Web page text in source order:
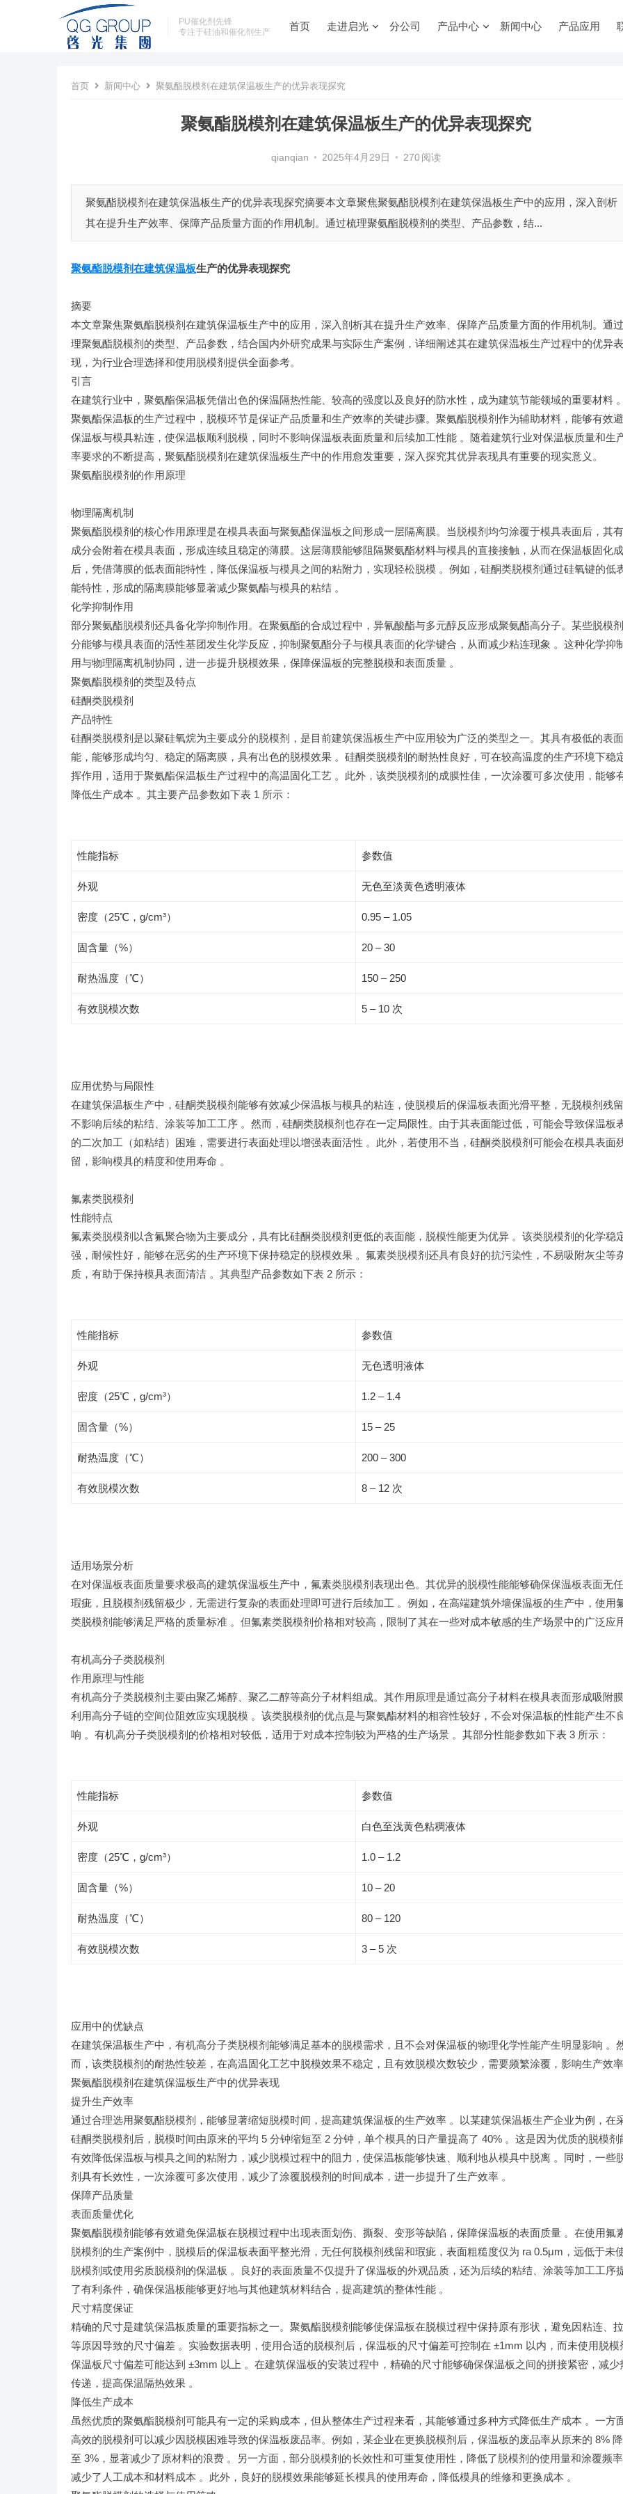
PU催化剂先锋
专注于硅油和催化剂生产
首页 走进启光 分公司 产品中心 新闻中心 产品应用
首页 新闻中心 聚氨酯脱模剂在建筑保温板生产的优异表现探究​
聚氨酯脱模剂在建筑保温板生产的优异表现探究​
qianqian • 2025年4月29日 • 270 阅读
聚氨酯脱模剂在建筑保温板生产的优异表现探究​ ​ 摘要​ 本文章聚焦聚氨酯脱模剂在建筑保温板生产中的应用，深入剖析
其在提升生产效率、保障产品质量方面的作用机制。通过梳理聚氨酯脱模剂的类型、产品参数，结...
聚氨酯脱模剂在建筑保温板生产的优异表现探究​
摘要
本文章聚焦聚氨酯脱模剂在建筑保温板生产中的应用，深入剖析其在提升生产效率、保障产品质量方面的作用机制。通
理聚氨酯脱模剂的类型、产品参数，结合国内外研究成果与实际生产案例，详细阐述其在建筑保温板生产过程中的优异表
现，为行业合理选择和使用脱模剂提供全面参考。
引言
在建筑行业中，聚氨酯保温板凭借出色的保温隔热性能、较高的强度以及良好的防水性，成为建筑节能领域的重要材料
聚氨酯保温板的生产过程中，脱模环节是保证产品质量和生产效率的关键步骤。聚氨酯脱模剂作为辅助材料，能够有效
保温板与模具粘连，使保温板顺利脱模，同时不影响保温板表面质量和后续加工性能 。随着建筑行业对保温板质量和生
率要求的不断提高，聚氨酯脱模剂在建筑保温板生产中的作用愈发重要，深入探究其优异表现具有重要的现实意义。
聚氨酯脱模剂的作用原理
物理隔离机制
聚氨酯脱模剂的核心作用原理是在模具表面与聚氨酯保温板之间形成一层隔离膜。当脱模剂均匀涂覆于模具表面后，其
成分会附着在模具表面，形成连续且稳定的薄膜。这层薄膜能够阻隔聚氨酯材料与模具的直接接触，从而在保温板固化
后，凭借薄膜的低表面能特性，降低保温板与模具之间的粘附力，实现轻松脱模 。例如，硅酮类脱模剂通过硅氧键的低
能特性，形成的隔离膜能够显著减少聚氨酯与模具的粘结 。
化学抑制作用
部分聚氨酯脱模剂还具备化学抑制作用。在聚氨酯的合成过程中，异氰酸酯与多元醇反应形成聚氨酯高分子。某些脱模
分能够与模具表面的活性基团发生化学反应，抑制聚氨酯分子与模具表面的化学键合，从而减少粘连现象 。这种化学抑
用与物理隔离机制协同，进一步提升脱模效果，保障保温板的完整脱模和表面质量 。
聚氨酯脱模剂的类型及特点
硅酮类脱模剂
产品特性
硅酮类脱模剂是以聚硅氧烷为主要成分的脱模剂，是目前建筑保温板生产中应用较为广泛的类型之一。其具有极低的表面
能，能够形成均匀、稳定的隔离膜，具有出色的脱模效果 。硅酮类脱模剂的耐热性良好，可在较高温度的生产环境下稳
挥作用，适用于聚氨酯保温板生产过程中的高温固化工艺 。此外，该类脱模剂的成膜性佳，一次涂覆可多次使用，能够
降低生产成本 。其主要产品参数如下表 1 所示：
性能指标 参数值
外观 无色至淡黄色透明液体
密度（25℃，g/cm³） 0.95 – 1.05
固含量（%） 20 – 30
耐热温度（℃） 150 – 250
有效脱模次数 5 – 10 次
应用优势与局限性
在建筑保温板生产中，硅酮类脱模剂能够有效减少保温板与模具的粘连，使脱模后的保温板表面光滑平整，无脱模剂残
不影响后续的粘结、涂装等加工工序 。然而，硅酮类脱模剂也存在一定局限性。由于其表面能过低，可能会导致保温板
的二次加工（如粘结）困难，需要进行表面处理以增强表面活性 。此外，若使用不当，硅酮类脱模剂可能会在模具表面
留，影响模具的精度和使用寿命 。
氟素类脱模剂
性能特点
氟素类脱模剂以含氟聚合物为主要成分，具有比硅酮类脱模剂更低的表面能，脱模性能更为优异 。该类脱模剂的化学稳
强，耐候性好，能够在恶劣的生产环境下保持稳定的脱模效果 。氟素类脱模剂还具有良好的抗污染性，不易吸附灰尘等
质，有助于保持模具表面清洁 。其典型产品参数如下表 2 所示：
性能指标 参数值
外观 无色透明液体
密度（25℃，g/cm³） 1.2 – 1.4
固含量（%） 15 – 25
耐热温度（℃） 200 – 300
有效脱模次数 8 – 12 次
适用场景分析
在对保温板表面质量要求极高的建筑保温板生产中，氟素类脱模剂表现出色。其优异的脱模性能能够确保保温板表面无
瑕疵，且脱模剂残留极少，无需进行复杂的表面处理即可进行后续加工 。例如，在高端建筑外墙保温板的生产中，使用
类脱模剂能够满足严格的质量标准 。但氟素类脱模剂价格相对较高，限制了其在一些对成本敏感的生产场景中的广泛应
有机高分子类脱模剂
作用原理与性能
有机高分子类脱模剂主要由聚乙烯醇、聚乙二醇等高分子材料组成。其作用原理是通过高分子材料在模具表面形成吸附
利用高分子链的空间位阻效应实现脱模 。该类脱模剂的优点是与聚氨酯材料的相容性较好，不会对保温板的性能产生不
响 。有机高分子类脱模剂的价格相对较低，适用于对成本控制较为严格的生产场景 。其部分性能参数如下表 3 所示：
性能指标 参数值
外观 白色至浅黄色粘稠液体
密度（25℃，g/cm³） 1.0 – 1.2
固含量（%） 10 – 20
耐热温度（℃） 80 – 120
有效脱模次数 3 – 5 次
应用中的优缺点
在建筑保温板生产中，有机高分子类脱模剂能够满足基本的脱模需求，且不会对保温板的物理化学性能产生明显影响 。
而，该类脱模剂的耐热性较差，在高温固化工艺中脱模效果不稳定，且有效脱模次数较少，需要频繁涂覆，影响生产效
聚氨酯脱模剂在建筑保温板生产中的优异表现
提升生产效率
通过合理选用聚氨酯脱模剂，能够显著缩短脱模时间，提高建筑保温板的生产效率 。以某建筑保温板生产企业为例，在
硅酮类脱模剂后，脱模时间由原来的平均 5 分钟缩短至 2 分钟，单个模具的日产量提高了 40% 。这是因为优质的脱模剂
有效降低保温板与模具之间的粘附力，减少脱模过程中的阻力，使保温板能够快速、顺利地从模具中脱离 。同时，一些
剂具有长效性，一次涂覆可多次使用，减少了涂覆脱模剂的时间成本，进一步提升了生产效率 。
保障产品质量
表面质量优化
聚氨酯脱模剂能够有效避免保温板在脱模过程中出现表面划伤、撕裂、变形等缺陷，保障保温板的表面质量 。在使用氟
脱模剂的生产案例中，脱模后的保温板表面平整光滑，无任何脱模剂残留和瑕疵，表面粗糙度仅为 ra 0.5μm，远低于未
脱模剂或使用劣质脱模剂的保温板 。良好的表面质量不仅提升了保温板的外观品质，还为后续的粘结、涂装等加工工序
了有利条件，确保保温板能够更好地与其他建筑材料结合，提高建筑的整体性能 。
尺寸精度保证
精确的尺寸是建筑保温板质量的重要指标之一。聚氨酯脱模剂能够使保温板在脱模过程中保持原有形状，避免因粘连、
等原因导致的尺寸偏差 。实验数据表明，使用合适的脱模剂后，保温板的尺寸偏差可控制在 ±1mm 以内，而未使用脱模
保温板尺寸偏差可能达到 ±3mm 以上 。在建筑保温板的安装过程中，精确的尺寸能够确保保温板之间的拼接紧密，减少
传递，提高保温隔热效果 。
降低生产成本
虽然优质的聚氨酯脱模剂可能具有一定的采购成本，但从整体生产过程来看，其能够通过多种方式降低生产成本 。一方
高效的脱模剂可以减少因脱模困难导致的保温板废品率。例如，某企业在更换脱模剂后，保温板的废品率从原来的 8%
至 3%，显著减少了原材料的浪费 。另一方面，部分脱模剂的长效性和可重复使用性，降低了脱模剂的使用量和涂覆频
减少了人工成本和材料成本 。此外，良好的脱模效果能够延长模具的使用寿命，降低模具的维修和更换成本 。